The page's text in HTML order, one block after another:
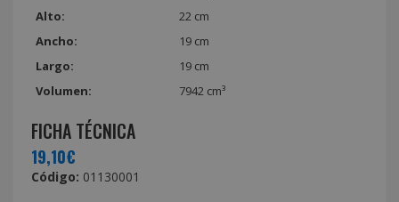
Alto:
22 cm
Ancho:
19 cm
Largo:
19 cm
Volumen:
7942 cm³
FICHA TÉCNICA
19,10€
Código: 01130001